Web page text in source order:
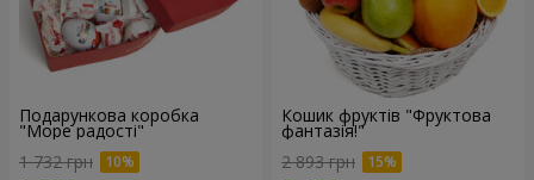
Подарункова коробка
"Море радості"
1 732 грн
Кошик фруктів "Фруктова
фантазія!"
2 893 грн